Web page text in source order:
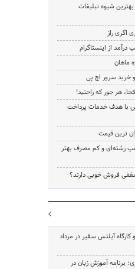
شیوه تبلیغات
اگری راز
از اینستاگرام
ماهان
هر جور که راحتید!
با هدف خدمات پرداخت
ترین قیمت
رشته‌ای و کم مصرف بهتر
فروش خوبی دارند؟
کارگاه آیلتس سفیر در مرداد
برنامه آموزش زبان در